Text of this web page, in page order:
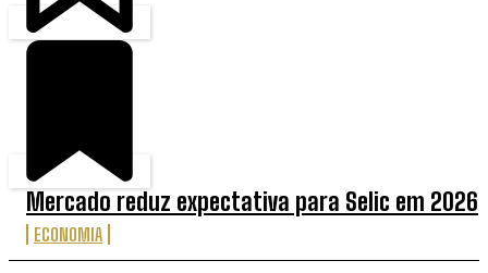
Mercado reduz expectativa para Selic em 2026
ECONOMIA